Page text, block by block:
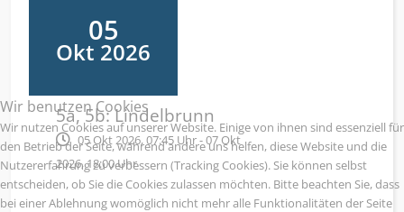
05
Okt 2026
5a, 5b: Lindelbrunn
05 Okt 2026, 07:45 Uhr - 07 Okt
2026, 18:00 Uhr
Wir benutzen Cookies
Wir nutzen Cookies auf unserer Website. Einige von ihnen sind essenziell für
den Betrieb der Seite, während andere uns helfen, diese Website und die
Nutzererfahrung zu verbessern (Tracking Cookies). Sie können selbst
entscheiden, ob Sie die Cookies zulassen möchten. Bitte beachten Sie, dass
bei einer Ablehnung womöglich nicht mehr alle Funktionalitäten der Seite